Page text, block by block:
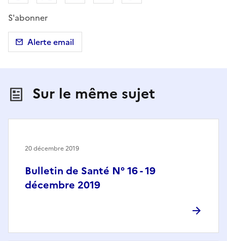
S'abonner
Alerte email
Sur le même sujet
Bulletin de Santé N° 16 - 19
décembre 2019
20 décembre 2019